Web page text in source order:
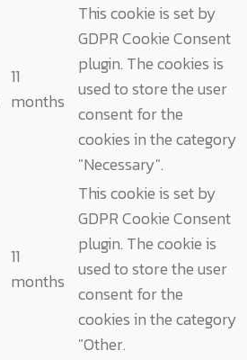
11
months
This cookie is set by
GDPR Cookie Consent
plugin. The cookies is
used to store the user
consent for the
cookies in the category
"Necessary".
11
months
This cookie is set by
GDPR Cookie Consent
plugin. The cookie is
used to store the user
consent for the
cookies in the category
"Other.